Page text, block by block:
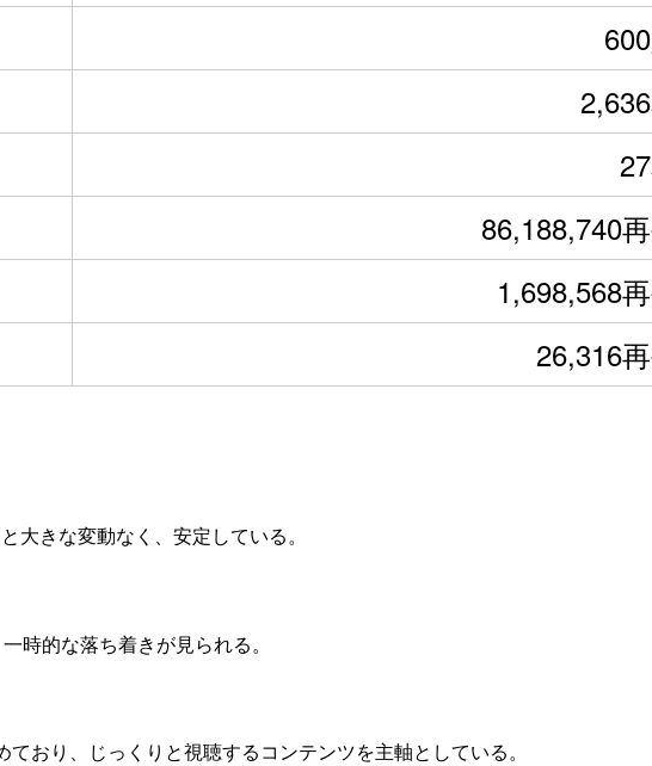
86,188,740
1,698,568
26,316
きな変動なく、安定している。
時的な落ち着きが見られる。
おり、じっくりと視聴するコンテンツを主軸としている。